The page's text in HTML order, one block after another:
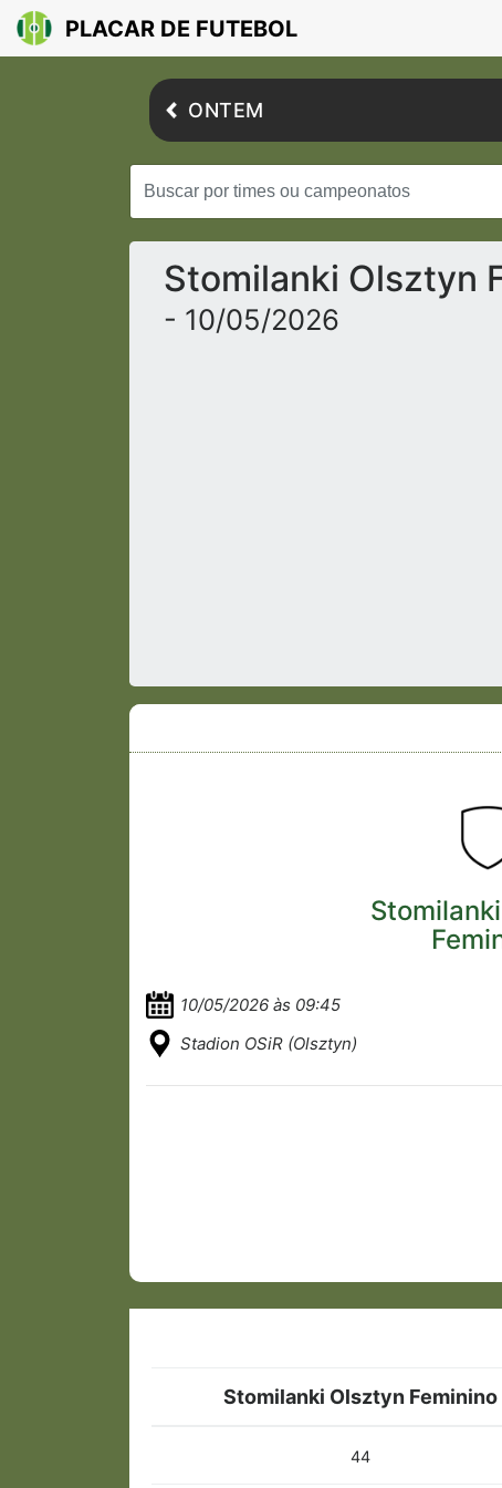
PLACAR DE FUTEBOL
ONTEM
Stomilanki Olsztyn
- 10/05/2026
10/05/2026 às 09:45
Stadion OSiR (Olsztyn)
Stomilanki Olsztyn Feminino
44